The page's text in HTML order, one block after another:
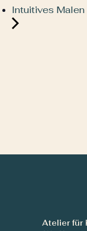
Intuitives Malen
Atelier für